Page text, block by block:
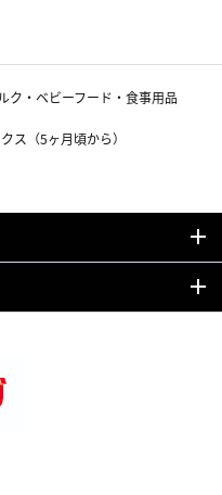
ク・ベビーフード・食事用品
ス（5ヶ月頃から）